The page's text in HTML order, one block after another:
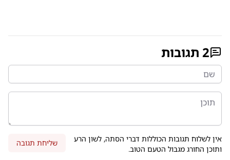
2 תגובות
אין לשלוח תגובות הכוללות דברי הסתה, לשון הרע
ותוכן החורג מגבול הטעם הטוב.
שליחת תגובה